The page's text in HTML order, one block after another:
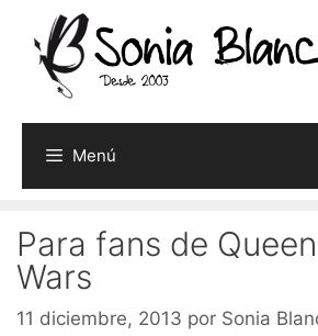
contenido
Menú
Para fans de
Wars
11 diciembre, 2013 por Sonia